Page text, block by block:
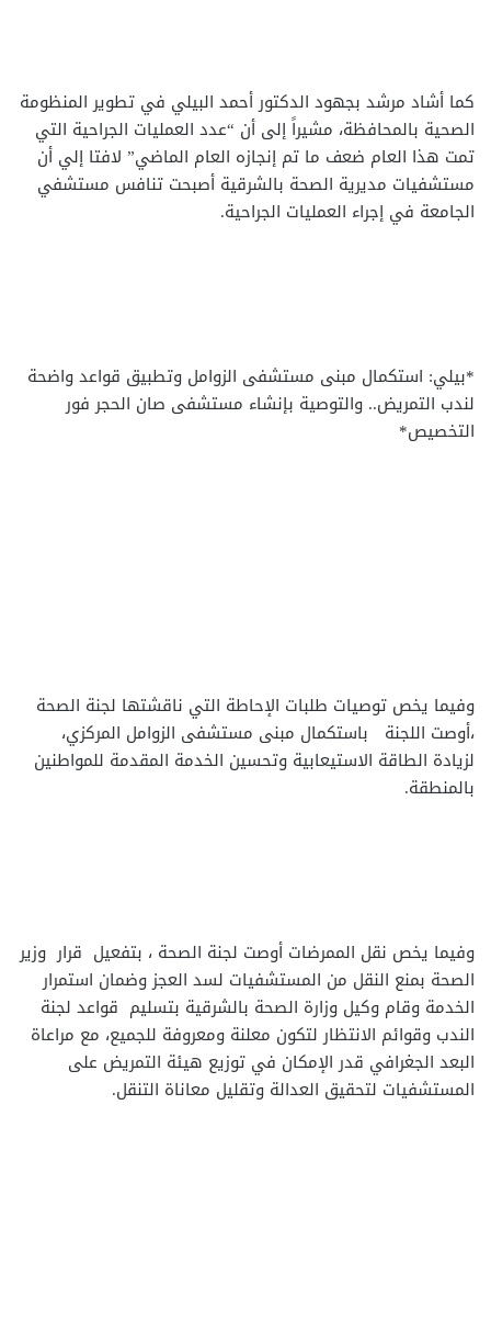
كما أشاد مرشد بجهود الدكتور أحمد البيلي في تطوير المنظومة
الصحية بالمحافظة، مشيراً إلى أن “عدد العمليات الجراحية التي
تمت هذا العام ضعف ما تم إنجازه العام الماضي” لافتا إلي أن
مستشفيات مديرية الصحة بالشرقية أصبحت تنافس مستشفي
الجامعة في إجراء العمليات الجراحية.
*بيلي: استكمال مبنى مستشفى الزوامل وتطبيق قواعد واضحة
لندب التمريض.. والتوصية بإنشاء مستشفى صان الحجر فور
التخصيص*
وفيما يخص توصيات طلبات الإحاطة التي ناقشتها لجنة الصحة
،أوصت اللجنة باستكمال مبنى مستشفى الزوامل المركزي،
لزيادة الطاقة الاستيعابية وتحسين الخدمة المقدمة للمواطنين
بالمنطقة.
وفيما يخص نقل الممرضات أوصت لجنة الصحة ، بتفعيل قرار وزير
الصحة بمنع النقل من المستشفيات لسد العجز وضمان استمرار
الخدمة وقام وكيل وزارة الصحة بالشرقية بتسليم قواعد لجنة
الندب وقوائم الانتظار لتكون معلنة ومعروفة للجميع، مع مراعاة
البعد الجغرافي قدر الإمكان في توزيع هيئة التمريض على
المستشفيات لتحقيق العدالة وتقليل معاناة التنقل.